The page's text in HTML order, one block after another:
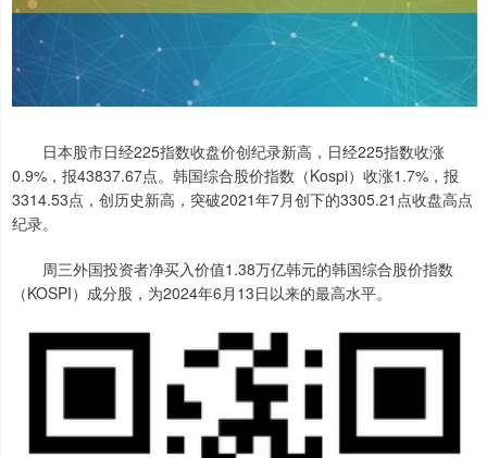
日本股市日经225指数收盘价创纪录新高，日经225指数收涨
0.9%，报43837.67点。韩国综合股价指数（Kospi）收涨1.7%，报
3314.53点，创历史新高，突破2021年7月创下的3305.21点收盘高点
纪录。
周三外国投资者净买入价值1.38万亿韩元的韩国综合股价指数
（KOSPI）成分股，为2024年6月13日以来的最高水平。